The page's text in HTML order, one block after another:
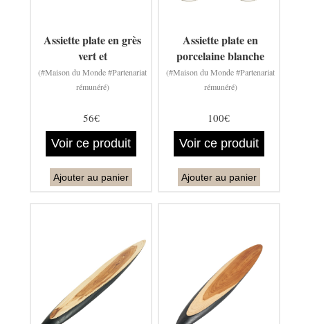
Assiette plate en grès
vert et
(#Maison du Monde #Partenariat
rémunéré)
56€
Voir ce produit
Ajouter au panier
Assiette plate en
porcelaine blanche
(#Maison du Monde #Partenariat
rémunéré)
100€
Voir ce produit
Ajouter au panier